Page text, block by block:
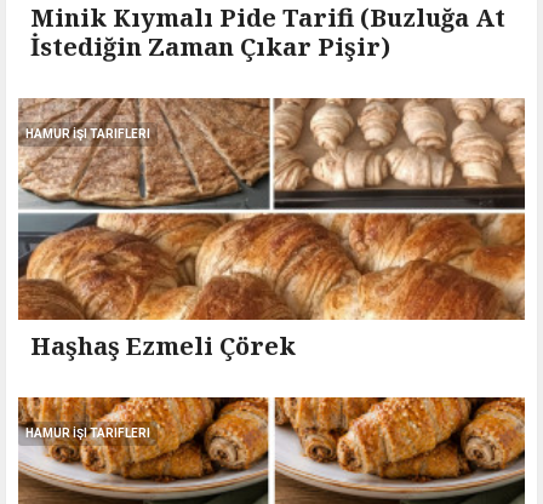
Minik Kıymalı Pide Tarifi (Buzluğa At
İstediğin Zaman Çıkar Pişir)
HAMUR İŞI TARIFLERI
Haşhaş Ezmeli Çörek
HAMUR İŞI TARIFLERI